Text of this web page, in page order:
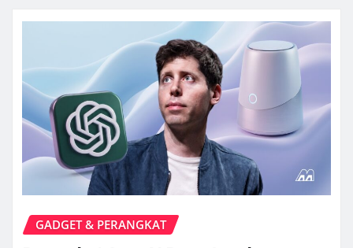
GADGET & PERANGKAT